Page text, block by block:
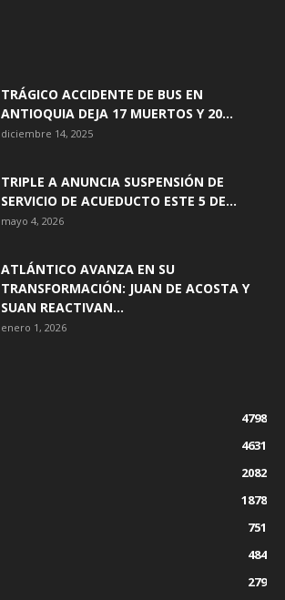
TRÁGICO ACCIDENTE DE BUS EN
ANTIOQUIA DEJA 17 MUERTOS Y 20...
diciembre 14, 2025
TRIPLE A ANUNCIA SUSPENSIÓN DE
SERVICIO DE ACUEDUCTO ESTE 5 DE...
mayo 4, 2026
ATLÁNTICO AVANZA EN SU
TRANSFORMACIÓN: JUAN DE ACOSTA Y
SUAN REACTIVAN...
enero 1, 2026
4798
4631
2082
1878
751
484
279